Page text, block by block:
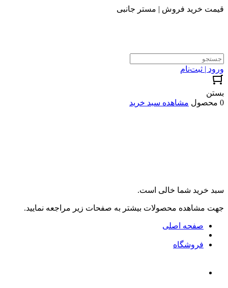
قیمت خرید فروش | مستر جانبی
ورود | ثبت‌نام
بستن
0 محصول
مشاهده سبد خرید
سبد خرید شما خالی است.
جهت مشاهده محصولات بیشتر به صفحات زیر مراجعه نمایید.
صفحه اصلی
فروشگاه